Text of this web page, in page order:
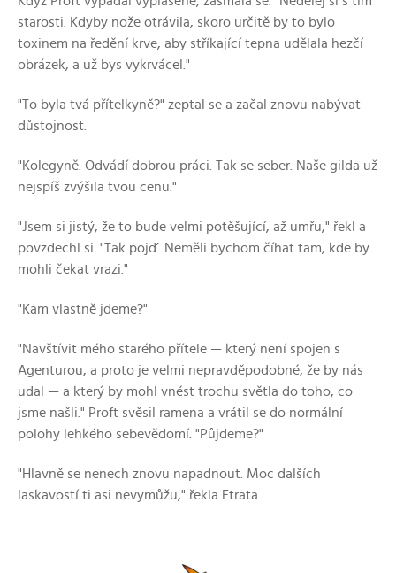
starosti. Kdyby nože otrávila, skoro určitě by to bylo
toxinem na ředění krve, aby stříkající tepna udělala hezčí
obrázek, a už bys vykrvácel."
"To byla tvá přítelkyně?" zeptal se a začal znovu nabývat
důstojnost.
"Kolegyně. Odvádí dobrou práci. Tak se seber. Naše gilda už
nejspíš zvýšila tvou cenu."
"Jsem si jistý, že to bude velmi potěšující, až umřu," řekl a
povzdechl si. "Tak pojď. Neměli bychom číhat tam, kde by
mohli čekat vrazi."
"Kam vlastně jdeme?"
"Navštívit mého starého přítele — který není spojen s
Agenturou, a proto je velmi nepravděpodobné, že by nás
udal — a který by mohl vnést trochu světla do toho, co
jsme našli." Proft svěsil ramena a vrátil se do normální
polohy lehkého sebevědomí. "Půjdeme?"
"Hlavně se nenech znovu napadnout. Moc dalších
laskavostí ti asi nevymůžu," řekla Etrata.